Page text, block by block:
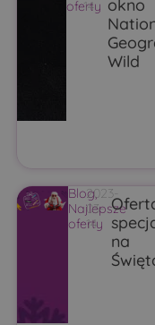
oferty
14
okno
Wild
Blog,
Najlepsze
oferty
2023-
03-
14
na